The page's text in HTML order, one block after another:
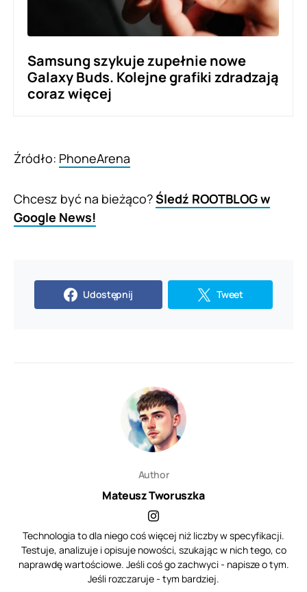
Samsung szykuje zupełnie nowe
Galaxy Buds. Kolejne grafiki zdradzają
coraz więcej
Źródło: PhoneArena
Chcesz być na bieżąco?Śledź ROOTBLOG w
Google News!
Udostępnij Tweet
Author
Mateusz Tworuszka
Technologia to dla niego coś więcej niż liczby w specyfikacji.
Testuje, analizuje i opisuje nowości, szukając w nich tego, co
naprawdę wartościowe. Jeśli coś go zachwyci - napisze o tym.
Jeśli rozczaruje - tym bardziej.